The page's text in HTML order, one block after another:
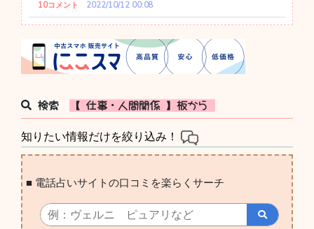
10コメント 2022/10/12 00:08
検索 【 仕事・人間関係 】板から
知りたい情報だけを絞り込み！
■ 電話占いサイトの口コミを楽らくサーチ